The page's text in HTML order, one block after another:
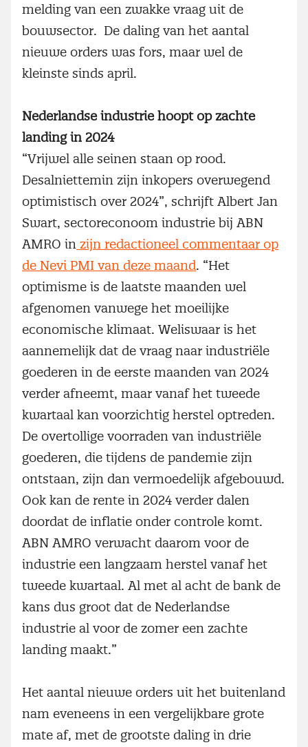
melding van een zwakke vraag uit de
bouwsector. De daling van het aantal
nieuwe orders was fors, maar wel de
kleinste sinds april.
Nederlandse industrie hoopt op zachte
landing in 2024
“Vrijwel alle seinen staan op rood.
Desalniettemin zijn inkopers overwegend
optimistisch over 2024”, schrijft Albert Jan
Swart, sectoreconoom industrie bij ABN
AMRO in zijn redactioneel commentaar op
de Nevi PMI van deze maand. “Het
optimisme is de laatste maanden wel
afgenomen vanwege het moeilijke
economische klimaat. Weliswaar is het
aannemelijk dat de vraag naar industriële
goederen in de eerste maanden van 2024
verder afneemt, maar vanaf het tweede
kwartaal kan voorzichtig herstel optreden.
De overtollige voorraden van industriële
goederen, die tijdens de pandemie zijn
ontstaan, zijn dan vermoedelijk afgebouwd.
Ook kan de rente in 2024 verder dalen
doordat de inflatie onder controle komt.
ABN AMRO verwacht daarom voor de
industrie een langzaam herstel vanaf het
tweede kwartaal. Al met al acht de bank de
kans dus groot dat de Nederlandse
industrie al voor de zomer een zachte
landing maakt.”
Het aantal nieuwe orders uit het buitenland
nam eveneens in een vergelijkbare grote
mate af, met de grootste daling in drie